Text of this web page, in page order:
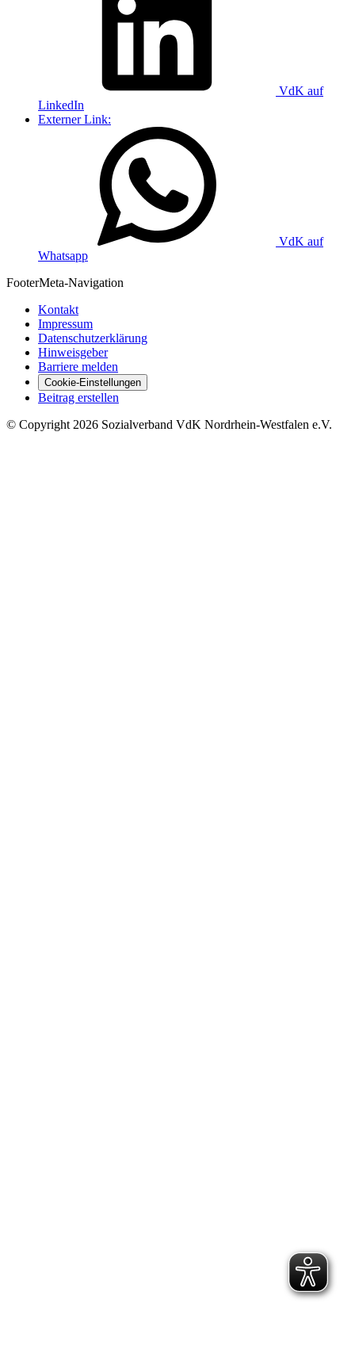
VdK auf
LinkedIn
Externer Link:
VdK auf
Whatsapp
FooterMeta-Navigation
Kontakt
Impressum
Datenschutzerklärung
Hinweisgeber
Barriere melden
Cookie-Einstellungen
Beitrag erstellen
© Copyright2026 Sozialverband VdK Nordrhein-Westfalen e.V.